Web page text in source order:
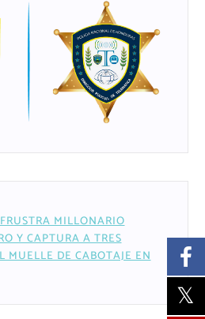
MILLONARIO
Y CAPTURA A TRES
MUELLE DE CABOTAJE EN